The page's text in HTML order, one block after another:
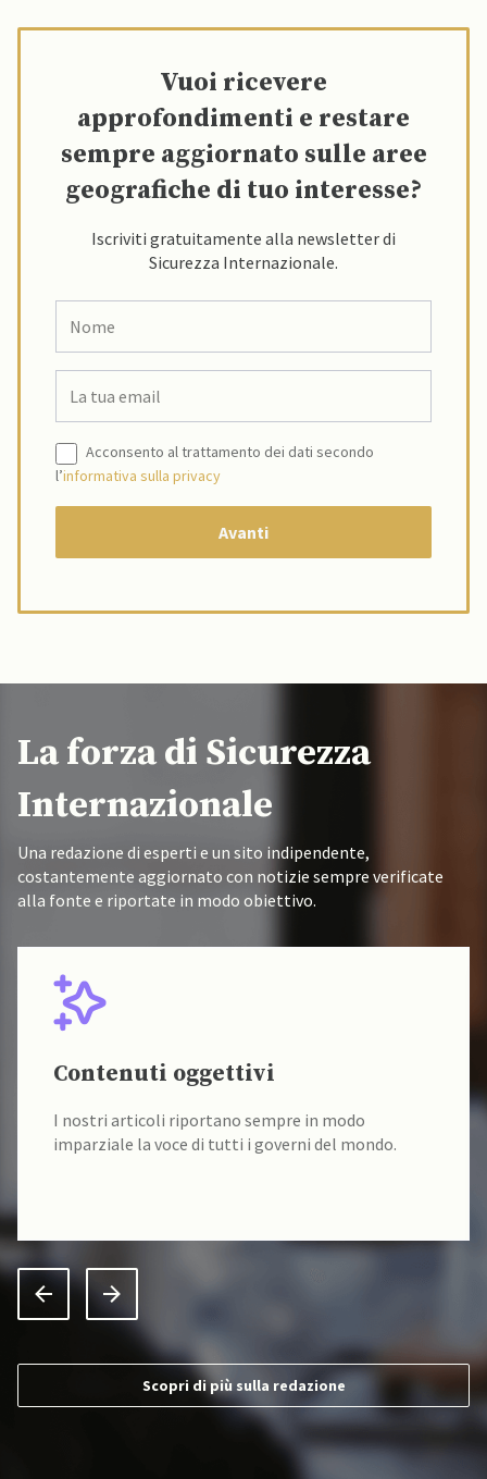
Vuoi ricevere
approfondimenti e restare
sempre aggiornato sulle aree
geografiche di tuo interesse?
Iscriviti gratuitamente alla newsletter di
Sicurezza Internazionale.
Acconsento al trattamento dei dati secondo
l’informativa sulla privacy
La forza di Sicurezza
Internazionale
Una redazione di esperti e un sito indipendente,
costantemente aggiornato con notizie sempre verificate
alla fonte e riportate in modo obiettivo.
Contenuti oggettivi
I nostri articoli riportano sempre in modo
imparziale la voce di tutti i governi del mondo.
Scopri di più sulla redazione